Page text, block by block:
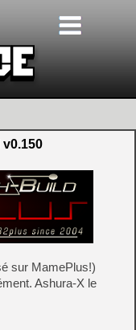
sur MamePlus!)
Ashura-X le